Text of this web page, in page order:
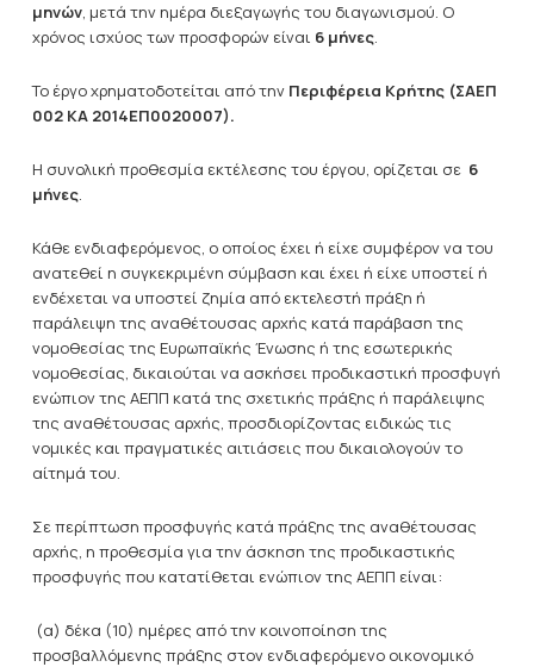
μηνών, μετά την ημέρα διεξαγωγής του διαγωνισμού. Ο
χρόνος ισχύος των προσφορών είναι 6 μήνες.
Το έργο χρηματοδοτείται από την Περιφέρεια Κρήτης (ΣΑΕΠ
002 ΚΑ 2014ΕΠ0020007).
Η συνολική προθεσμία εκτέλεσης του έργου, ορίζεται σε 6
μήνες.
Κάθε ενδιαφερόμενος, ο οποίος έχει ή είχε συμφέρον να του
ανατεθεί η συγκεκριμένη σύμβαση και έχει ή είχε υποστεί ή
ενδέχεται να υποστεί ζημία από εκτελεστή πράξη ή
παράλειψη της αναθέτουσας αρχής κατά παράβαση της
νομοθεσίας της Ευρωπαϊκής Ένωσης ή της εσωτερικής
νομοθεσίας, δικαιούται να ασκήσει προδικαστική προσφυγή
ενώπιον της ΑΕΠΠ κατά της σχετικής πράξης ή παράλειψης
της αναθέτουσας αρχής, προσδιορίζοντας ειδικώς τις
νομικές και πραγματικές αιτιάσεις που δικαιολογούν το
αίτημά του.
Σε περίπτωση προσφυγής κατά πράξης της αναθέτουσας
αρχής, η προθεσμία για την άσκηση της προδικαστικής
προσφυγής που κατατίθεται ενώπιον της ΑΕΠΠ είναι:
(α) δέκα (10) ημέρες από την κοινοποίηση της
προσβαλλόμενης πράξης στον ενδιαφερόμενο οικονομικό